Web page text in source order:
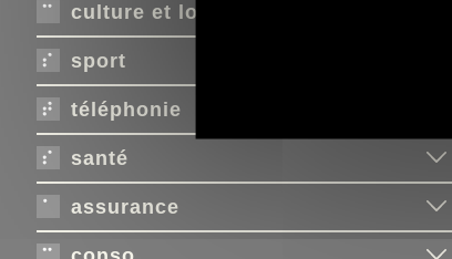
culture et loisirs
sport
téléphonie
santé
assurance